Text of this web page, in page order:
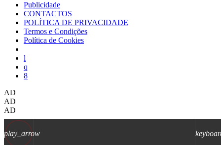
play_arrow
Publicidade
CONTACTOS
POLÍTICA DE PRIVACIDADE
Termos e Condições
Política de Cookies
AD
AD
AD